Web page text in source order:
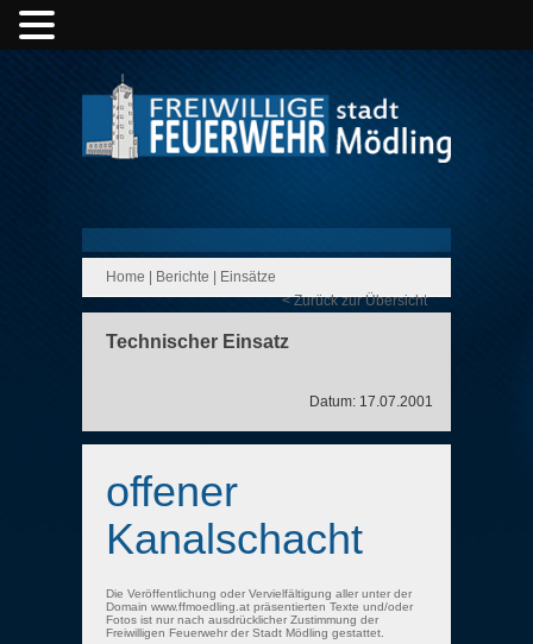
Home Berichte
Einsätze
< Zurück zur Übersicht
Technischer Einsatz
Datum: 17.07.2001
offener
Kanalschacht
Die Veröffentlichung oder Vervielfältigung aller unter der
Domain www.ffmoedling.at präsentierten Texte und/oder
Fotos ist nur nach ausdrücklicher Zustimmung der
Freiwilligen Feuerwehr der Stadt Mödling gestattet.